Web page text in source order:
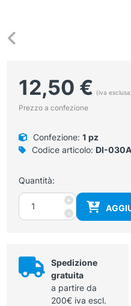
12,50 € (iva
Prezzo a confezione
Confezione: 1 pz
Codice articolo: DI-030A
Quantità:
-
Martello
Buck,
set
+
Spedizione
gratuita
a partire da
200€ iva escl.